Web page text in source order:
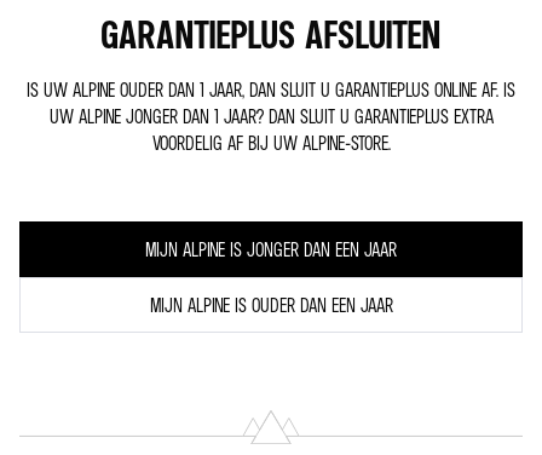
GARANTIEPLUS AFSLUITEN
IS UW ALPINE OUDER DAN 1 JAAR, DAN SLUIT U GARANTIEPLUS ONLINE AF. IS
UW ALPINE JONGER DAN 1 JAAR? DAN SLUIT U GARANTIEPLUS EXTRA
VOORDELIG AF BIJ UW ALPINE-STORE.
MIJN ALPINE IS JONGER DAN EEN JAAR
MIJN ALPINE IS OUDER DAN EEN JAAR